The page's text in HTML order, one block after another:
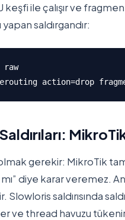
keşfi ile çalışır ve
saldırgandır:
action=drop
gerekir: MikroTik
diye karar veremez.
Slowloris saldırısında
ve thread havuzu